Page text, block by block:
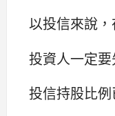
以投信來說
投資人一定
投信持股比